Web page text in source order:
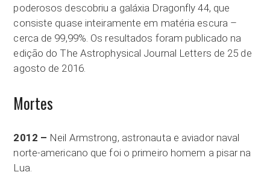
poderosos descobriu a galáxia Dragonfly 44, que
consiste quase inteiramente em matéria escura –
cerca de 99,99%. Os resultados foram publicado na
edição do The Astrophysical Journal Letters de 25 de
agosto de 2016.
Mortes
2012 – Neil Armstrong, astronauta e aviador naval
norte-americano que foi o primeiro homem a pisar na
Lua.